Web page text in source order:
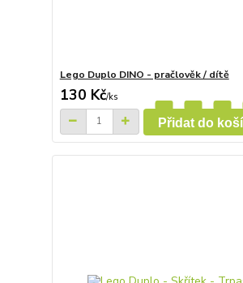
Lego Duplo DINO - pračlověk / dítě
130 Kč/ks
Přidat do